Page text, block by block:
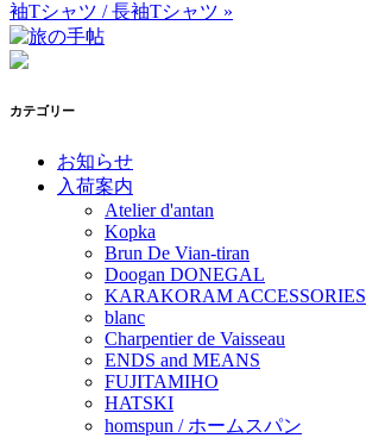
袖Tシャツ / 長袖Tシャツ »
カテゴリー
お知らせ
入荷案内
Atelier d'antan
Kopka
Brun De Vian-tiran
Doogan DONEGAL
KARAKORAM ACCESSORIES
blanc
Charpentier de Vaisseau
ENDS and MEANS
FUJITAMIHO
HATSKI
homspun / ホームスパン